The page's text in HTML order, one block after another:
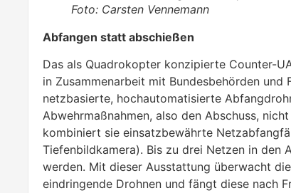
Foto: Carsten Vennemann
Abfangen statt abschießen
Das als Quadrokopter konzipierte Counter-
in Zusammenarbeit mit Bundesbehörden
netzbasierte, hochautomatisierte
Abwehrmaßnahmen, also den Abschuss,
kombiniert sie einsatzbewährte
Tiefenbildkamera). Bis zu drei Netzen in den
werden. Mit dieser Ausstattung überwacht
eindringende Drohnen und fängt diese nach